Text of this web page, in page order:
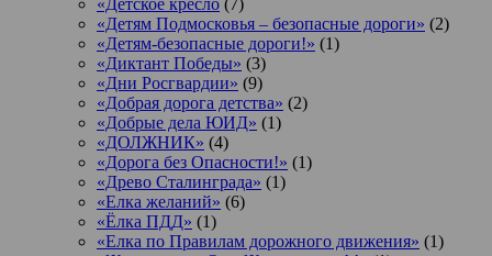
«Детям Подмосковья – безопасные дороги» (2)
«Детям-безопасные дороги!» (1)
«Диктант Победы» (3)
«Дни Росгвардии» (9)
«Добрая дорога детства» (2)
«Добрые дела ЮИД» (1)
«ДОЛЖНИК» (4)
«Дорога без Опасности!» (1)
«Древо Сталинграда» (1)
«Елка желаний» (6)
«Ёлка ПДД» (1)
«Елка по Правилам дорожного движения» (1)